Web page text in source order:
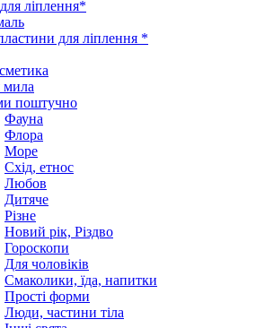
ліплення*
для ліплення *
поштучно
Фауна
Флора
Море
Схід, етнос
Любов
Дитяче
Різне
Новий рік, Різдво
Гороскопи
Для чоловіків
Смаколики, їда, напитки
Прості форми
Люди, частини тіла